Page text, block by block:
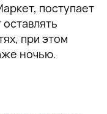
поступает
при этом
ночью.